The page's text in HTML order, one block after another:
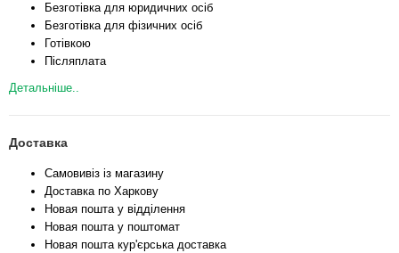
Безготівка для юридичних осіб
Безготівка для фізичних осіб
Готівкою
Післяплата
Детальніше..
Доставка
Самовивіз із магазину
Доставка по Харкову
Новая пошта у відділення
Новая пошта у поштомат
Новая пошта кур'єрська доставка